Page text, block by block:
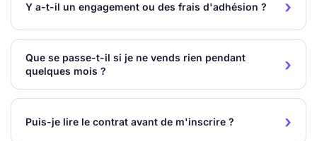
Y a-t-il un engagement ou des frais d'adhésion ?
Que se passe-t-il si je ne vends rien pendant
quelques mois ?
Puis-je lire le contrat avant de m'inscrire ?